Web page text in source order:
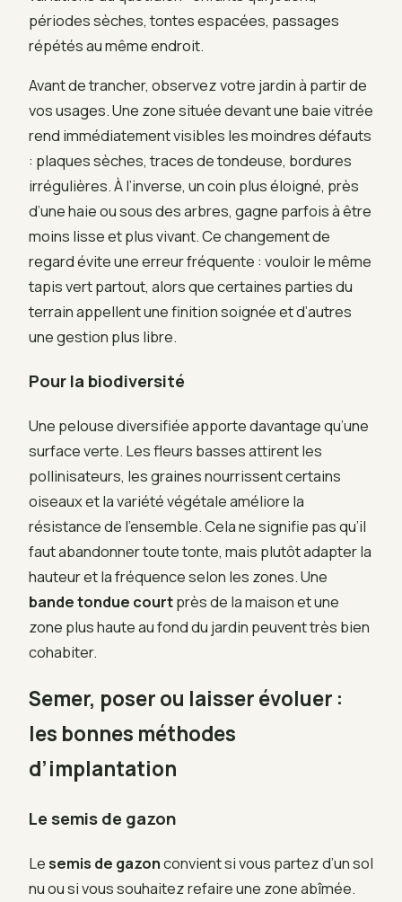
périodes sèches, tontes espacées, passages
répétés au même endroit.
Avant de trancher, observez votre jardin à partir de
vos usages. Une zone située devant une baie vitrée
rend immédiatement visibles les moindres défauts
: plaques sèches, traces de tondeuse, bordures
irrégulières. À l’inverse, un coin plus éloigné, près
d’une haie ou sous des arbres, gagne parfois à être
moins lisse et plus vivant. Ce changement de
regard évite une erreur fréquente : vouloir le même
tapis vert partout, alors que certaines parties du
terrain appellent une finition soignée et d’autres
une gestion plus libre.
Pour la biodiversité
Une pelouse diversifiée apporte davantage qu’une
surface verte. Les fleurs basses attirent les
pollinisateurs, les graines nourrissent certains
oiseaux et la variété végétale améliore la
résistance de l’ensemble. Cela ne signifie pas qu’il
faut abandonner toute tonte, mais plutôt adapter la
hauteur et la fréquence selon les zones. Une
bande tondue courtprès de la maison et une
zone plus haute au fond du jardin peuvent très bien
cohabiter.
Semer, poser ou laisser évoluer :
les bonnes méthodes
d’implantation
Le semis de gazon
Lesemis de gazonconvient si vous partez d’un sol
nu ou si vous souhaitez refaire une zone abîmée.